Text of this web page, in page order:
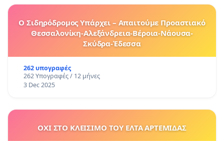
Ο Σιδηρόδρομος Υπάρχει – Απαιτούμε Προαστιακό
Θεσσαλονίκη-Αλεξάνδρεια-Βέροια-Νάουσα-
Σκύδρα-Έδεσσα
262 υπογραφές
262 Υπογραφές / 12 μήνες
3 Dec 2025
ΟΧΙ ΣΤΟ ΚΛΕΙΣΙΜΟ ΤΟΥ ΕΛΤΑ ΑΡΤΕΜΙΔΑΣ